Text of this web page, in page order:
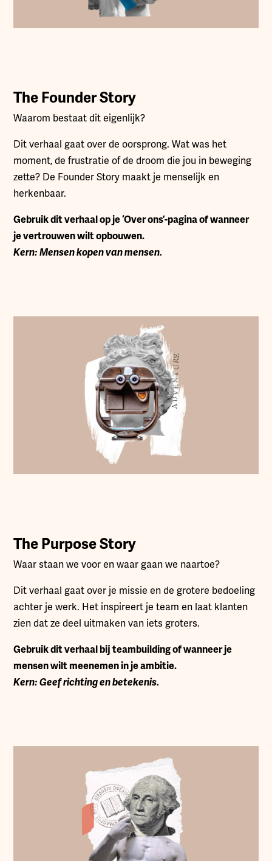
The Founder Story
Waarom bestaat dit eigenlijk?
Dit verhaal gaat over de oorsprong. Wat was het
moment, de frustratie of de droom die jou in beweging
zette? De Founder Story maakt je menselijk en
herkenbaar.
Gebruik dit verhaal op je ‘Over ons’-pagina of wanneer
je vertrouwen wilt opbouwen.
Kern: Mensen kopen van mensen.
The Purpose Story
Waar staan we voor en waar gaan we naartoe?
Dit verhaal gaat over je missie en de grotere bedoeling
achter je werk. Het inspireert je team en laat klanten
zien dat ze deel uitmaken van iets groters.
Gebruik dit verhaal bij teambuilding of wanneer je
mensen wilt meenemen in je ambitie.
Kern: Geef richting en betekenis.